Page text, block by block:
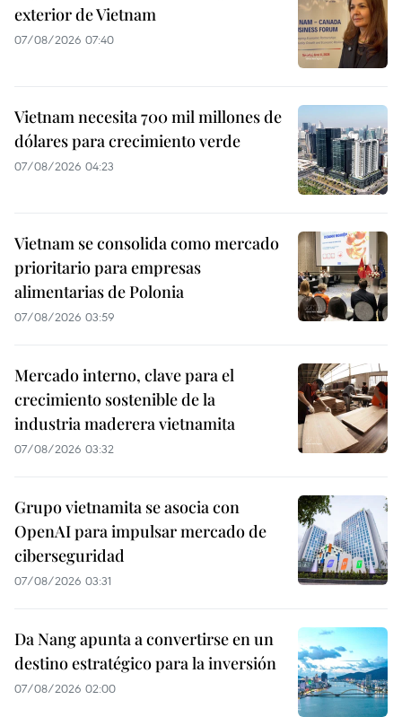
exterior de Vietnam
07/08/2026 07:40
Vietnam necesita 700 mil millones de
dólares para crecimiento verde
07/08/2026 04:23
Vietnam se consolida como mercado
prioritario para empresas
alimentarias de Polonia
07/08/2026 03:59
Mercado interno, clave para el
crecimiento sostenible de la
industria maderera vietnamita
07/08/2026 03:32
Grupo vietnamita se asocia con
OpenAI para impulsar mercado de
ciberseguridad
07/08/2026 03:31
Da Nang apunta a convertirse en un
destino estratégico para la inversión
07/08/2026 02:00